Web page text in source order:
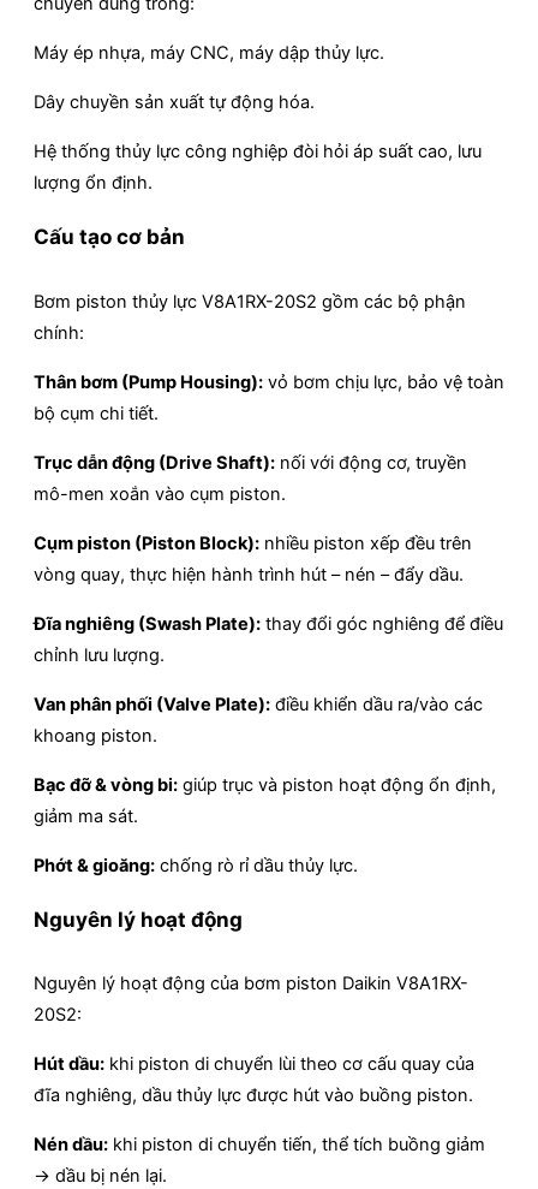
Máy ép nhựa, máy CNC, máy dập thủy lực.
Dây chuyền sản xuất tự động hóa.
Hệ thống thủy lực công nghiệp đòi hỏi áp suất cao, lưu
lượng ổn định.
Cấu tạo cơ bản
Bơm piston thủy lực V8A1RX-20S2 gồm các bộ phận
chính:
Thân bơm (Pump Housing): vỏ bơm chịu lực, bảo vệ toàn
bộ cụm chi tiết.
Trục dẫn động (Drive Shaft): nối với động cơ, truyền
mô-men xoắn vào cụm piston.
Cụm piston (Piston Block): nhiều piston xếp đều trên
vòng quay, thực hiện hành trình hút – nén – đẩy dầu.
Đĩa nghiêng (Swash Plate): thay đổi góc nghiêng để điều
chỉnh lưu lượng.
Van phân phối (Valve Plate): điều khiển dầu ra/vào các
khoang piston.
Bạc đỡ & vòng bi: giúp trục và piston hoạt động ổn định,
giảm ma sát.
Phớt & gioăng: chống rò rỉ dầu thủy lực.
Nguyên lý hoạt động
Nguyên lý hoạt động của bơm piston Daikin V8A1RX-
20S2:
Hút dầu: khi piston di chuyển lùi theo cơ cấu quay của
đĩa nghiêng, dầu thủy lực được hút vào buồng piston.
Nén dầu: khi piston di chuyển tiến, thể tích buồng giảm
→ dầu bị nén lại.